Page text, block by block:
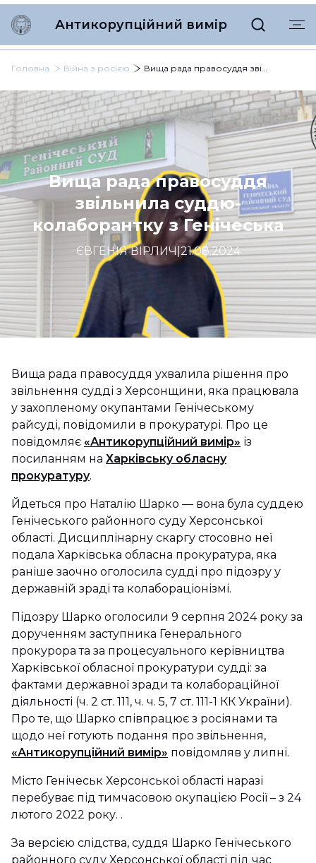
Антикорупційний вимір
Головна Війна з росією Вища рада правосуддя звільнила суддю-колаборантку з Генічеська
Вища рада правосуддя
звільнила суддю-
колаборантку з Генічеська
ЄВГЕНІЯ ВІРЛИЧ 21.08.2024
Вища рада правосуддя ухвалила рішення про
звільнення судді з Херсонщини, яка працювала
у захопленому окупантами Генічеському
райсуді, повідомили в прокуратурі. Про це
повідомляє «Антикорупційний вимір» із
посиланням на Харківську обласну
прокуратуру.
Йдеться про Наталію Шарко — вона була суддею
Генічеського районного суду Херсонської
області. Дисциплінарну скаргу стосовно неї
подала Харківська обласна прокуратура, яка
раніше заочно оголосила судді про підозру у
державній зраді та колабораціонізмі.
Підозру Шарко оголосили 9 серпня 2024 року за
дорученням заступника Генерального
прокурора та за процесуального керівництва
Харківської обласної прокуратури судді: за
фактами державної зради та колабораційної
діяльності (ч. 2 ст. 111, ч. ч. 5, 7 ст. 111-1 КК України).
Про те, що Шарко співпрацює з росіянами та
щодо неї готують подання про звільнення,
«Антикорупційний вимір» повідомляв у липні.
Місто Генічеськ Херсонської області наразі
перебуває під тимчасовою окупацією Росії – з 24
лютого 2022 року. .
За версією слідства, суддя Шарко Генічеського
районного суду Херсонської області під час